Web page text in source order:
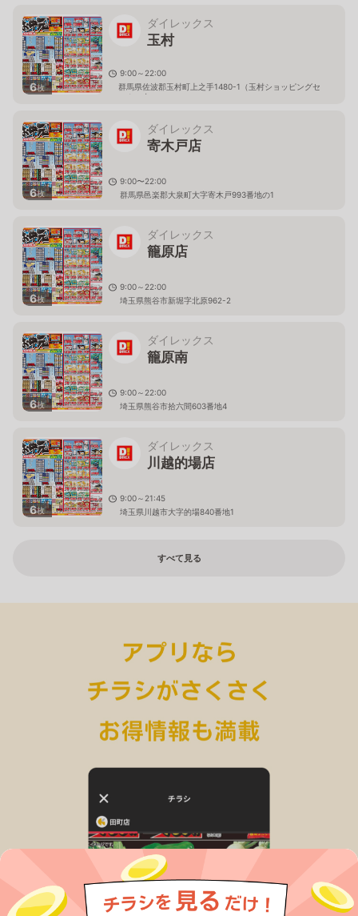
6枚
ダイレックス
玉村
9:00～22:00
群馬県佐波郡玉村町上之手1480-1（玉村ショッピングセ
ンター内）
6枚
ダイレックス
寄木戸店
9:00〜22:00
群馬県邑楽郡大泉町大字寄木戸993番地の1
6枚
ダイレックス
籠原店
9:00～22:00
埼玉県熊谷市新堀字北原962-2
6枚
ダイレックス
籠原南
9:00～22:00
埼玉県熊谷市拾六間603番地4
6枚
ダイレックス
川越的場店
9:00～21:45
埼玉県川越市大字的場840番地1
すべて見る